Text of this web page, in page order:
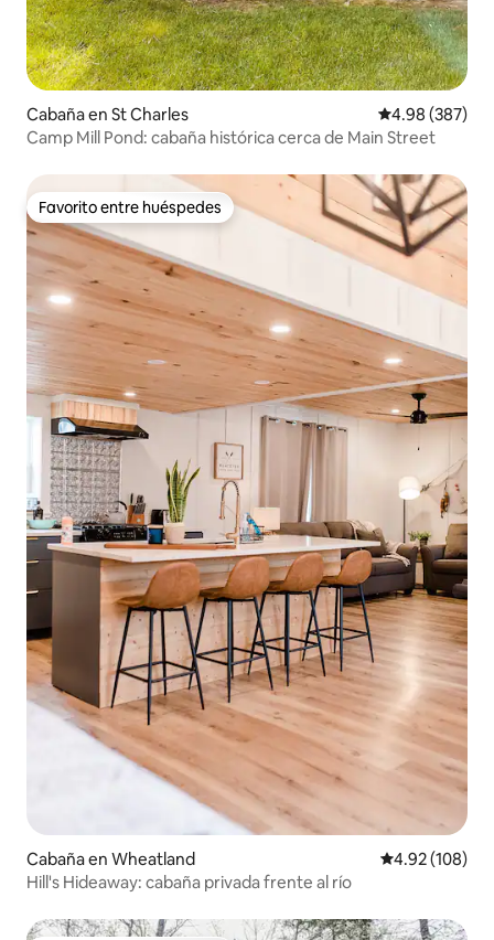
Cabaña en St Charles Calificación
4.98 (387)
Camp Mill Pond: cabaña histórica cerca de Main Street
Favorito entre huéspedes
Favorito entre huéspedes
Cabaña en Wheatland Calificación
4.92 (108)
Hill's Hideaway: cabaña privada frente al río